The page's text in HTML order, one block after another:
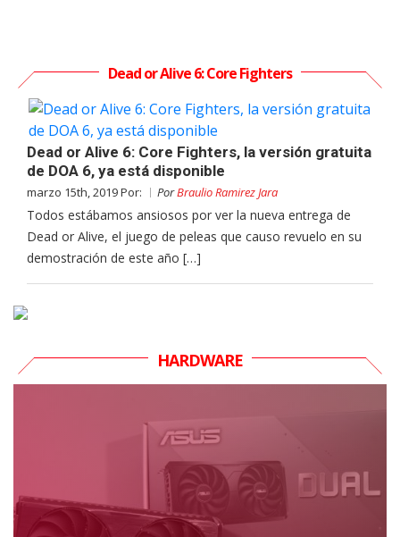
Dead or Alive 6: Core Fighters
Dead or Alive 6: Core Fighters, la versión gratuita
de DOA 6, ya está disponible
marzo 15th, 2019 Por: PorBraulio Ramirez Jara
Todos estábamos ansiosos por ver la nueva entrega de
Dead or Alive, el juego de peleas que causo revuelo en su
demostración de este año […]
HARDWARE